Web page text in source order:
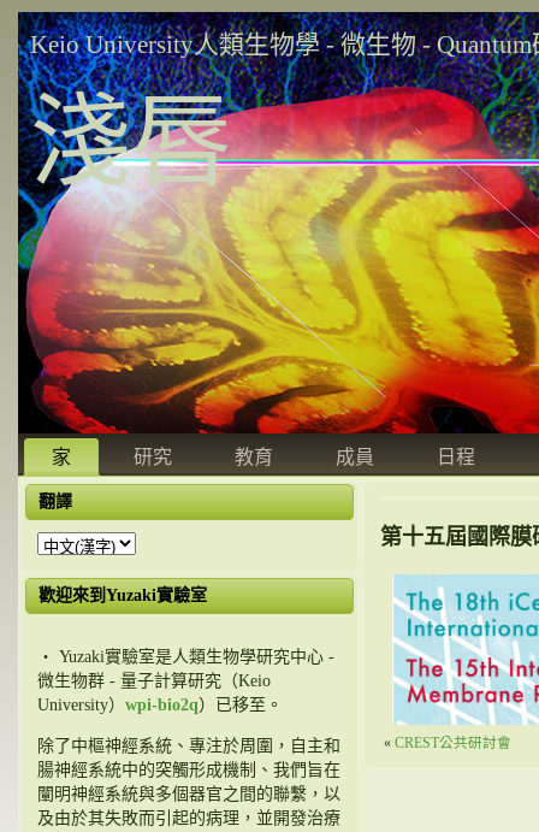
Keio University人類生物學 - 微生物 -
淺唇
家 研究 教育 成員 日程
翻譯
歡迎來到Yuzaki實驗室
・ Yuzaki實驗室是人類生物學研究中心 -
微生物群 - 量子計算研究（Keio
University） wpi-bio2q）已移至。
除了中樞神經系統、專注於周圍，自主和
腸神經系統中的突觸形成機制、我們旨在
闡明神經系統與多個器官之間的聯繫，以
及由於其失敗而引起的病理，並開發治療
第十五屆國際膜
« CREST公共研討會